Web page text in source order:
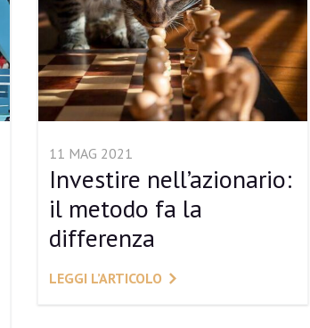
11 MAG 2021
Investire nell’azionario:
il metodo fa la
differenza
LEGGI L’ARTICOLO